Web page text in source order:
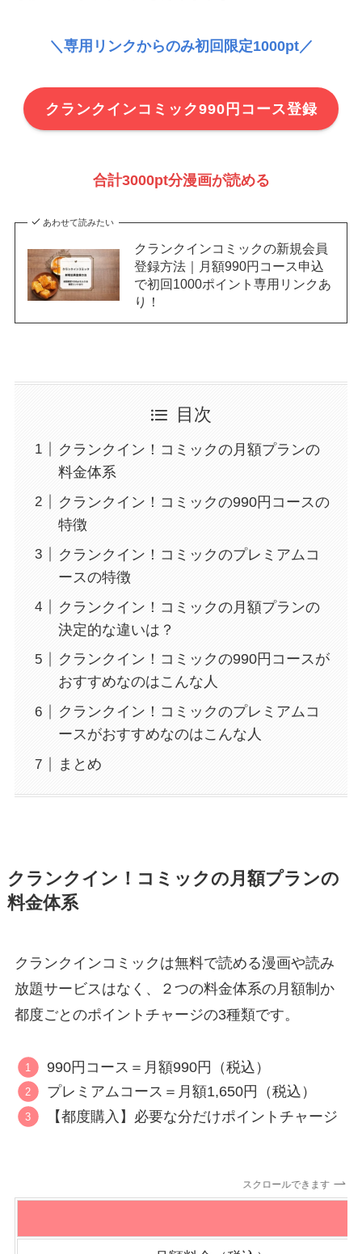
＼専用リンクからのみ初回限定1000pt／
クランクインコミック990円コース登録
合計3000pt分漫画が読める
あわせて読みたい
クランクインコミックの新規会員
登録方法｜月額990円コース申込
で初回1000ポイント専用リンクあ
り！
目次
クランクイン！コミックの月額プランの
料金体系
クランクイン！コミックの990円コースの
特徴
クランクイン！コミックのプレミアムコ
ースの特徴
クランクイン！コミックの月額プランの
決定的な違いは？
クランクイン！コミックの990円コースが
おすすめなのはこんな人
クランクイン！コミックのプレミアムコ
ースがおすすめなのはこんな人
まとめ
クランクイン！コミックの月額プランの
料金体系
クランクインコミックは無料で読める漫画や読み
放題サービスはなく、２つの料金体系の月額制か
都度ごとのポイントチャージの3種類です。
990円コース＝月額990円（税込）
プレミアムコース＝月額1,650円（税込）
【都度購入】必要な分だけポイントチャージ
スクロールできます